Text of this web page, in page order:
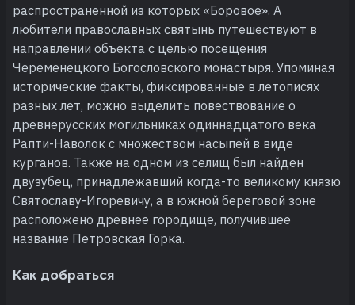
распространенной из которых «Боровое». А
любители православных святынь путешествуют в
направлении объекта с целью посещения
Череменецкого Богословского монастыря. Упоминая
исторические факты, фиксированные в летописях
разных лет, можно выделить повествование о
древнерусских могильниках одиннадцатого века
Рапти-Наволок с множеством насыпей в виде
курганов. Также на одном из селищ был найден
двузубец, принадлежавший когда-то великому князю
Святославу-Игоревичу, а в южной береговой зоне
расположено древнее городище, получившее
название Петровская Горка.
Как добраться